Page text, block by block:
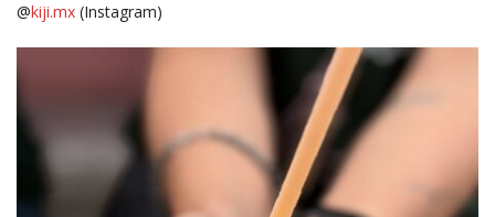
@kiji.mx (Instagram)